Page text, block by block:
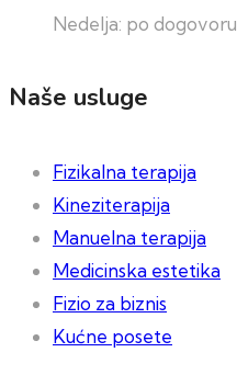
Nedelja: po dogovoru
Naše usluge
Fizikalna terapija
Kineziterapija
Manuelna terapija
Medicinska estetika
Fizio za biznis
Kućne posete